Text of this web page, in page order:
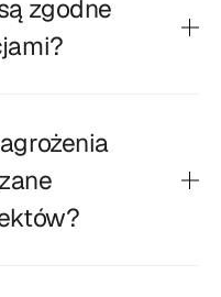
zgodne